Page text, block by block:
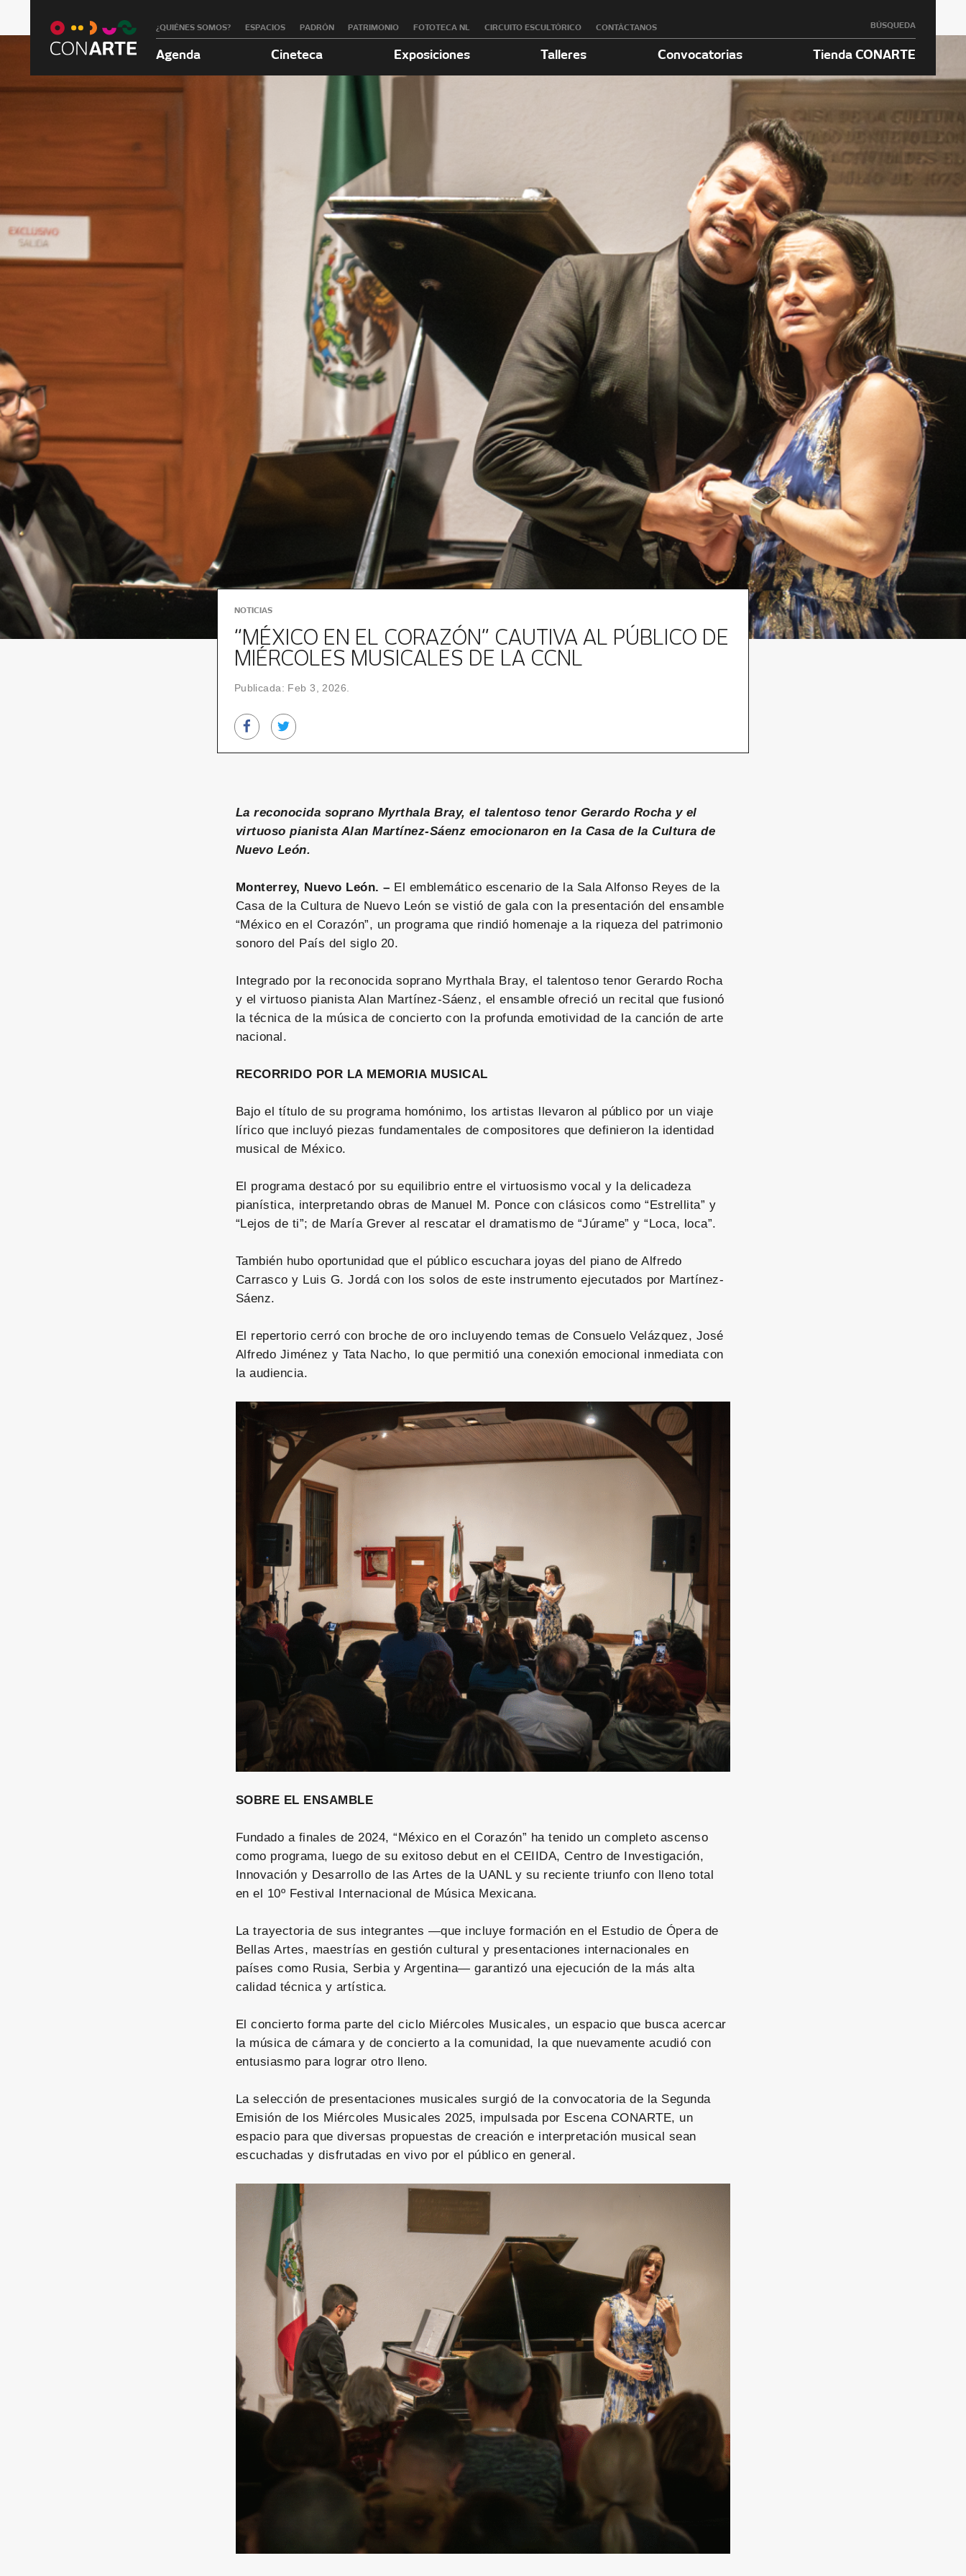
¿QUIÉNES SOMOS? ESPACIOS PADRÓN PATRIMONIO FOTOTECA NL CIRCUITO ESCULTÓRICO CONTÁCTANOS BÚSQUEDA
Agenda Cineteca Exposiciones Talleres Convocatorias Tienda CONARTE
NOTICIAS
“MÉXICO EN EL CORAZÓN” CAUTIVA AL PÚBLICO DE
MIÉRCOLES MUSICALES DE LA CCNL
Publicada: Feb 3, 2026.
La reconocida soprano Myrthala Bray, el talentoso tenor Gerardo Rocha y el
virtuoso pianista Alan Martínez-Sáenz emocionaron en la Casa de la Cultura de
Nuevo León.
Monterrey, Nuevo León. – El emblemático escenario de la Sala Alfonso Reyes de la
Casa de la Cultura de Nuevo León se vistió de gala con la presentación del ensamble
“México en el Corazón”, un programa que rindió homenaje a la riqueza del patrimonio
sonoro del País del siglo 20.
Integrado por la reconocida soprano Myrthala Bray, el talentoso tenor Gerardo Rocha
y el virtuoso pianista Alan Martínez-Sáenz, el ensamble ofreció un recital que fusionó
la técnica de la música de concierto con la profunda emotividad de la canción de arte
nacional.
RECORRIDO POR LA MEMORIA MUSICAL
Bajo el título de su programa homónimo, los artistas llevaron al público por un viaje
lírico que incluyó piezas fundamentales de compositores que definieron la identidad
musical de México.
El programa destacó por su equilibrio entre el virtuosismo vocal y la delicadeza
pianística, interpretando obras de Manuel M. Ponce con clásicos como “Estrellita” y
“Lejos de ti”; de María Grever al rescatar el dramatismo de “Júrame” y “Loca, loca”.
También hubo oportunidad que el público escuchara joyas del piano de Alfredo
Carrasco y Luis G. Jordá con los solos de este instrumento ejecutados por Martínez-
Sáenz.
El repertorio cerró con broche de oro incluyendo temas de Consuelo Velázquez, José
Alfredo Jiménez y Tata Nacho, lo que permitió una conexión emocional inmediata con
la audiencia.
SOBRE EL ENSAMBLE
Fundado a finales de 2024, “México en el Corazón” ha tenido un completo ascenso
como programa, luego de su exitoso debut en el CEIIDA, Centro de Investigación,
Innovación y Desarrollo de las Artes de la UANL y su reciente triunfo con lleno total
en el 10º Festival Internacional de Música Mexicana.
La trayectoria de sus integrantes —que incluye formación en el Estudio de Ópera de
Bellas Artes, maestrías en gestión cultural y presentaciones internacionales en
países como Rusia, Serbia y Argentina— garantizó una ejecución de la más alta
calidad técnica y artística.
El concierto forma parte del ciclo Miércoles Musicales, un espacio que busca acercar
la música de cámara y de concierto a la comunidad, la que nuevamente acudió con
entusiasmo para lograr otro lleno.
La selección de presentaciones musicales surgió de la convocatoria de la Segunda
Emisión de los Miércoles Musicales 2025, impulsada por Escena CONARTE, un
espacio para que diversas propuestas de creación e interpretación musical sean
escuchadas y disfrutadas en vivo por el público en general.